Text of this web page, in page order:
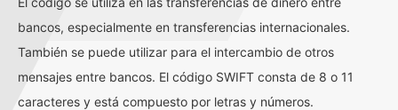
bancos, especialmente en transferencias internacionales.
También se puede utilizar para el intercambio de otros
mensajes entre bancos. El código SWIFT consta de 8 o 11
caracteres y está compuesto por letras y números.